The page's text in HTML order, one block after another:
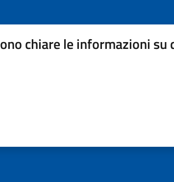
chiare le informazioni su